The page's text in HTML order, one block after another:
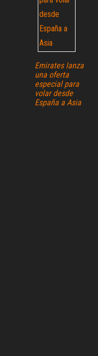
Emirates lanza
una oferta
especial para
volar desde
España a Asia